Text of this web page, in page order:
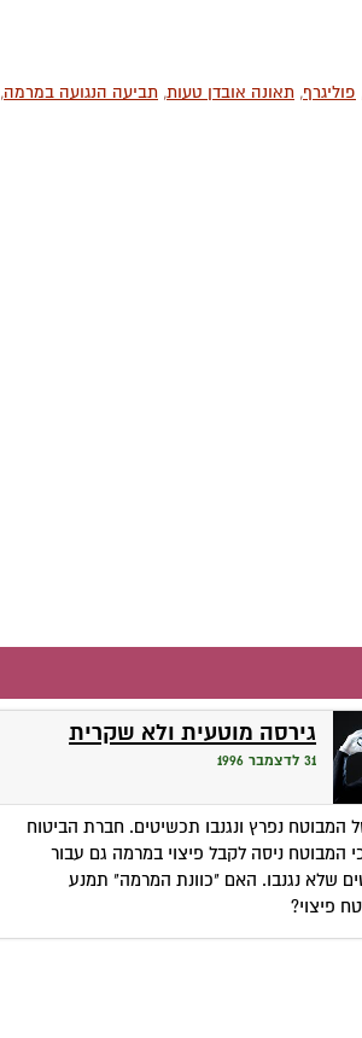
פוליגרף, תאונה אובדן טעות, תביעה הנגועה במרמה,
גירסה מוטעית ולא שקרית
31 לדצמבר 1996
המבוטח נפרץ ונגנבו תכשיטים. חברת הביטוח
המבוטח ניסה לקבל פיצוי במרמה גם עבור
שלא נגנבו. האם "כוונת המרמה" תמנע
פיצוי?